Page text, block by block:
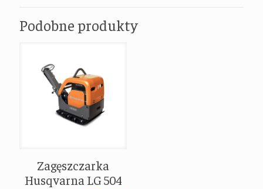
Podobne produkty
Zagęszczarka
Husqvarna LG 504